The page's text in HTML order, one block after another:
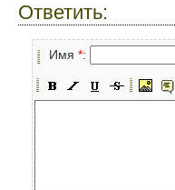
Ответить:
Имя *: